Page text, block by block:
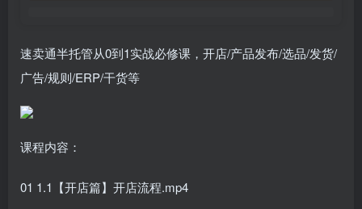
速卖通半托管从0到1实战必修课，开店/产品发布/选品/发货/
广告/规则/ERP/干货等
课程内容：
01 1.1【开店篇】开店流程.mp4